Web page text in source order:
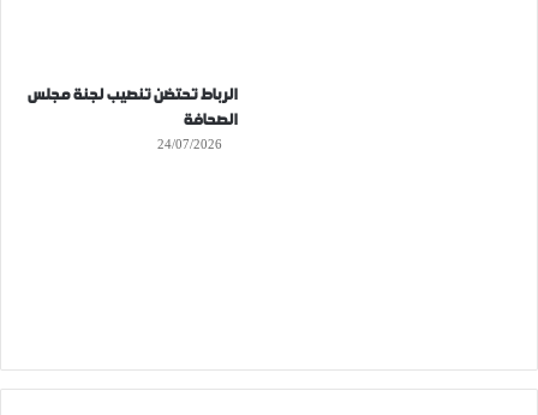
الرباط تحتضن تنصيب لجنة مجلس
الصحافة
24/07/2026